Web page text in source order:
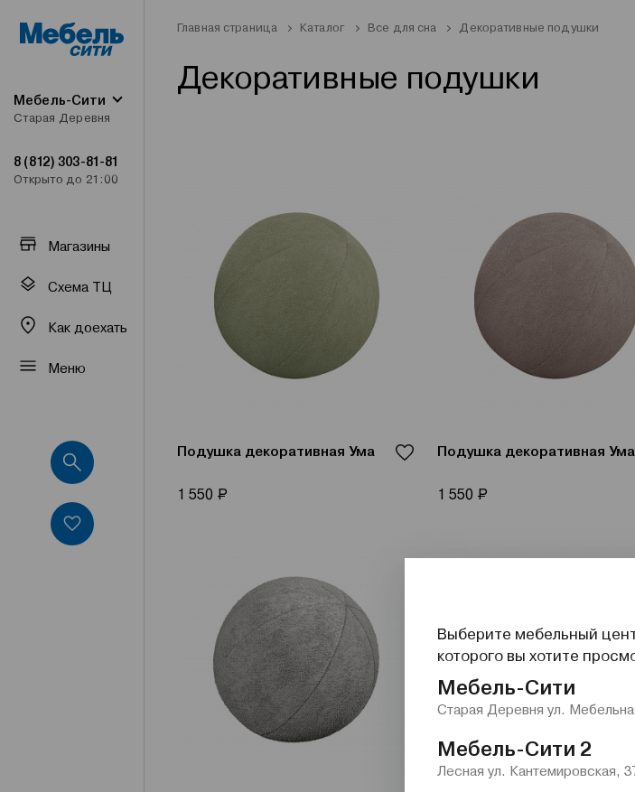
Мебель-Сити
Старая Деревня
8 (812) 303-81-81
Открыто до 21:00
Магазины
Схема ТЦ
Как доехать
Меню
Главная страница Каталог Все для сна Декоративные подушки
Декоративные подушки
Подушка декоративная Ума
1 550 Р
Подушка декоративная Ума
1 550 Р
Выберите мебельный
которого вы хотите
Мебель-Сити
Старая Деревня ул.
Мебель-Сити 2
Лесная ул. Кантемировская,